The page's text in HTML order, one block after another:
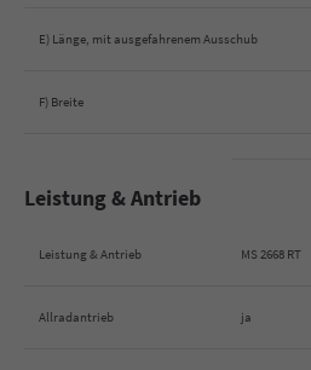
E) Länge, mit ausgefahrenem Ausschub
F) Breite
Leistung & Antrieb
Leistung & Antrieb MS 2668 RT
Allradantrieb ja